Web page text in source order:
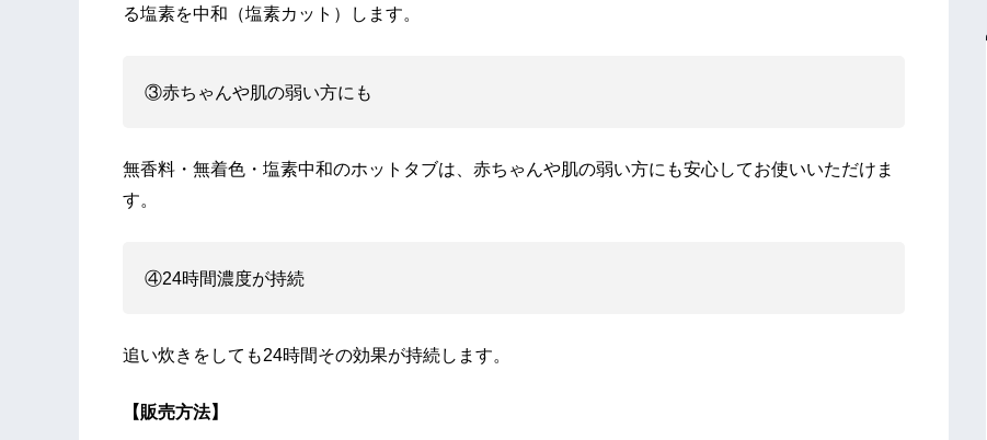
る塩素を中和（塩素カット）します。
③赤ちゃんや肌の弱い方にも
無香料・無着色・塩素中和のホットタブは、赤ちゃんや肌の弱い方にも安心してお使いいただけま
す。
④24時間濃度が持続
追い炊きをしても24時間その効果が持続します。
【販売方法】